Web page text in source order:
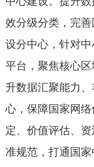
效分级分类，完
设分中心，针对
平台，聚焦核心
升数据汇聚能力
心，保障国家网
定、价值评估、
准规范，打通国